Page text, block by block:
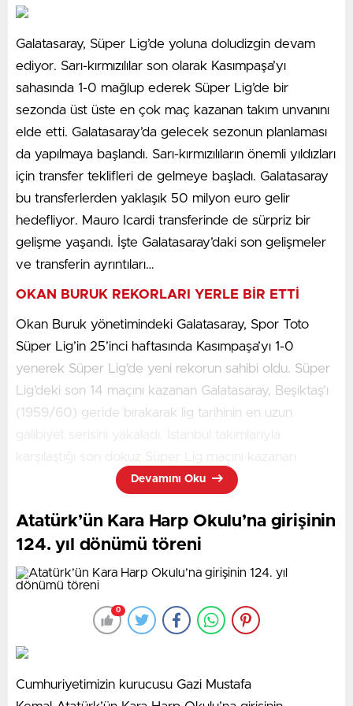
öğretim görevlisinin tamamlanması durumunda yeni
öğrencilerimizi bekliyoruz. YÖK’ün yönetmeliğine göre
derslerin 20 tanesi alan dersi, geriye kalanlar diğer
sosyal ve genel kültür dersleri. Bunların içerisinde
bizim okulumuzda mesleki İngilizce, mesleki Almanca,
normal İngilizce yönünden de öğrencilerimiz eğitim
alacak. Donanımlı, şoförlük alanında eğitimli kamu ve
özel sektöre diplomalı şoförler istihdam edilecek” diye
konuştu.
ilişkin idari müeyyide kararlarına karşı tebliğ tarihinden
itiraz edilebilecek.
İdari para cezalarını ödeme şekli
İdari para cezasının ödeme süresi içinde defaten
ödenmesi hâlinde, tahakkuk ettirilen tutarın dörtte üçü
tahsil edilecek. İdari para cezasına muhatap olanın
ekonomik durumunun müsait olmaması hâlinde, idari
para cezasının ilk taksitinin peşin ödenmesi koşuluyla,
bir yıl içinde ve dört eşit taksit halinde ödenmesine
karar verilebilecek. İdari para cezasının ödeme
süresinde yapılan taksitlendirme talepleri idarî para
cezası vermeye yetkili mercilerce değerlendirilerek
karar tarihi, kararın tebliğ tarihi, taksit tarihleri ve
tutarları açık olarak belirtilmek suretiyle yazılı olarak
yapılacak. Taksitlendirme talebi kabul edilen borçlular;
dört eşit taksit halinde ve birinci taksiti idari para
cezasının ödeme süresi içinde, geri kalan üç taksiti ise
içerisinde idarece belirlenecek sürelerde ödeyecek.
Galatasaray, Süper Lig’de yoluna doludizgin devam
ediyor. Sarı-kırmızılılar son olarak Kasımpaşa’yı
sahasında 1-0 mağlup ederek Süper Lig’de bir
sezonda üst üste en çok maç kazanan takım unvanını
elde etti. Galatasaray’da gelecek sezonun planlaması
da yapılmaya başlandı. Sarı-kırmızılıların önemli yıldızları
için transfer teklifleri de gelmeye başladı. Galatasaray
bu transferlerden yaklaşık 50 milyon euro gelir
hedefliyor. Mauro Icardi transferinde de sürpriz bir
gelişme yaşandı. İşte Galatasaray’daki son gelişmeler
ve transferin ayrıntıları…
OKAN BURUK REKORLARI YERLE BİR ETTİ
Okan Buruk yönetimindeki Galatasaray, Spor Toto
Süper Lig’in 25’inci haftasında Kasımpaşa’yı 1-0
yenerek Süper Lig’de yeni rekorun sahibi oldu. Süper
Lig’deki son 14 maçını kazanan Galatasaray, Beşiktaş’ı
(1959/60) geride bırakarak lig tarihinin en uzun
Galatasaray, lig tarihinin en uzun serisinin sahibi olan
49 yaşındaki teknik adam kendi kulvarında bir rekora
imza attı. Sarı-kırmızılıların teknik direktörü Okan
Buruk, resmi maçlarda Galatasaray’ın başında en uzun
13 maçlık serisini geride bırakan isim oldu. Başarılı
KONYASPOR MAÇI HAZIRLIKLARI BAŞLADI
Devamını Oku
Atatürk’ün Kara Harp Okulu’na girişinin
124. yıl dönümü töreni
0
Cumhuriyetimizin kurucusu Gazi Mustafa